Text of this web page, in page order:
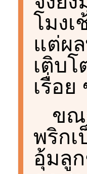
โมงเ
แต่ผ
เติบ
เรื่อย
ขณ
พริก
อุ้มลู